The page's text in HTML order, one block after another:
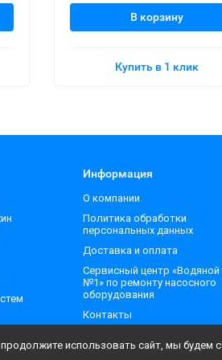
В корзину
Купить в 1 клик
Информация
О компании
Политика обработки
персональных данных
Доставка и оплата
Сервисный центр «Водяной
№1» по ремонту насосного
оборудования
Контакты
использовать сайт, мы будем